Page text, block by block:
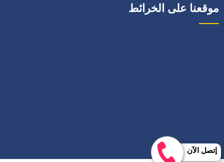
موقعنا على الخرائط
إتصل الآن